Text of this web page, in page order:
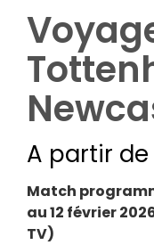
A partir de
Match
au 12 février
TV)